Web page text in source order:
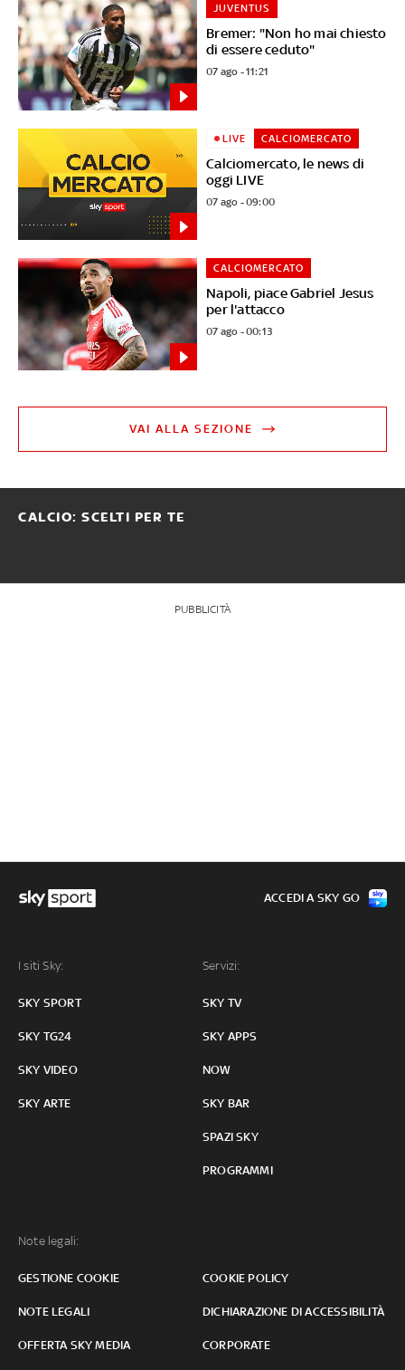
Bremer: "Non ho mai chiesto
di essere ceduto"
JUVENTUS
07 ago - 11:21
Calciomercato, le news di
oggi LIVE
LIVE CALCIOMERCATO
07 ago - 09:00
Napoli, piace Gabriel Jesus
per l'attacco
CALCIOMERCATO
07 ago - 00:13
VAI ALLA SEZIONE
CALCIO: SCELTI PER TE
PUBBLICITÀ
I siti Sky:
SKY SPORT
SKY TG24
SKY VIDEO
SKY ARTE
Servizi:
SKY TV
SKY APPS
NOW
SKY BAR
SPAZI SKY
PROGRAMMI
Note legali:
GESTIONE COOKIE COOKIE POLICY
NOTE LEGALI DICHIARAZIONE DI ACCESSIBILITÀ
OFFERTA SKY MEDIA CORPORATE
ACCEDI A SKY GO